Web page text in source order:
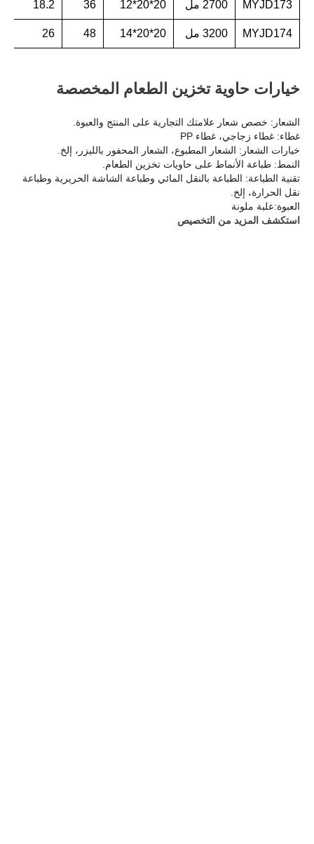
MYJD173 2700 مل 20*20*12
36
18.2
MYJD174 3200 مل 20*20*14
48
26
خيارات حاوية تخزين الطعام المخصصة
الشعار: خصص شعار علامتك التجارية على المنتج والعبوة.
غطاء: غطاء زجاجي، غطاء PP
خيارات الشعار: الشعار المطبوع، الشعار المحفور بالليزر، إلخ.
النمط: طباعة الأنماط على حاويات تخزين الطعام.
تقنية الطباعة: الطباعة بالنقل المائي وطباعة الشاشة الحريرية وطباعة
نقل الحرارة، إلخ.
العبوة:علبة ملونة
استكشف المزيد من التخصيص